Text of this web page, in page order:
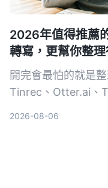
2026年值得推薦
轉寫，更幫你整
開完會最怕的就是
Tinrec、Otter.ai、
2026-08-06